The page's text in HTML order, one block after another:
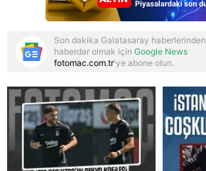
Reddet
Son dakika Galatasaray haberlerinden
haberdar olmak için Google News
fotomac.com.tr'ye abone olun.